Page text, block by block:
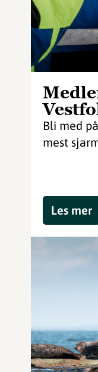
Bli med
mest
Les mer